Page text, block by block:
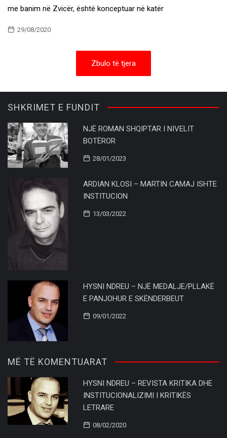
me banim në Zvicër, është konceptuar në katër
29/08/2020
Zbulo të tjera
SHKRIMET E FUNDIT
NJË ROMAN SHQIPTAR I NIVELIT
BOTËROR
28/01/2023
ARDIAN KLOSI – MARTIN CAMAJ ISHTE
INSTITUCION
13/03/2022
HYSNI NDREU – NJË MEDALJE/PLLAKË
E PANJOHUR E SKËNDERBEUT
09/01/2022
MË TË KOMENTUARAT
HYSNI NDREU – REVISTA KRITIKA DHE
INSTITUCIONALIZIMI I KRITIKËS
LETRARE
08/02/2020